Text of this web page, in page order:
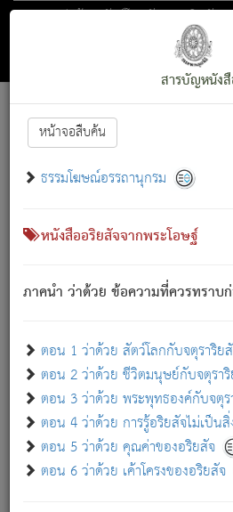
ตอน 1 ว่าด้วย สัตว์โลกกับจตุราริยสัจ
สารบัญหนัง
หน้าจอสืบค้น
ธรรมโฆษณ์อรรถานุกรม
หนังสืออริยสัจจากพระโอษฐ์
ภาคนำ ว่าด้วย ข้อความที่ควรทราบ
ตอน 1 ว่าด้วย สัตว์โลกกับจตุราริย
ตอน 2 ว่าด้วย ชีวิตมนุษย์กับจตุรา
ตอน 3 ว่าด้วย พระพุทธองค์กับจตุร
ตอน 4 ว่าด้วย การรู้อริยสัจไม่เป็น
ตอน 5 ว่าด้วย คุณค่าของอริยสัจ
ตอน 6 ว่าด้วย เค้าโครงของอริยสัจ
Font :15 ]||
สัตว์โลกนี้ เกิดความเดือดร้อนแล้ว
เขาสำคัญสิ่งใด โดยความเป็นประก
(ตามที่เป็นจริง) โดยประการอื่นจากที่เ
สัตว์โลกติดข้องอยู่ในภพ ถูกภพบั
เป็นอย่างอื่น (จากที่มันเป็นอยู่จริง) จึง
เขาเพลิดเพลินยิ่งนักในสิ่งใด สิ่งนั้
เขากลัวต่อสิ่งใดสิ่งนั้นเป็นทุกข์
พรหมจรรย์นี้ อันบุคคลย่อมประพฤ
ภพ.
สมณะหรือพราหมณ์เหล่าใด กล่า
มีได้เพราะภพ เรากล่าวว่า สมณะห
มิใช่ผู้หลดพ้นจากภพ.